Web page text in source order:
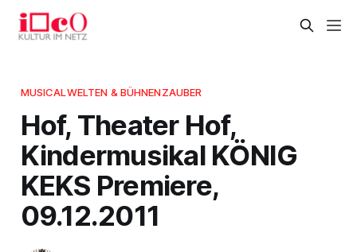
MUSICALWELTEN & BÜHNENZAUBER
Hof, Theater Hof,
Kindermusikal KÖNIG
KEKS Premiere,
09.12.2011